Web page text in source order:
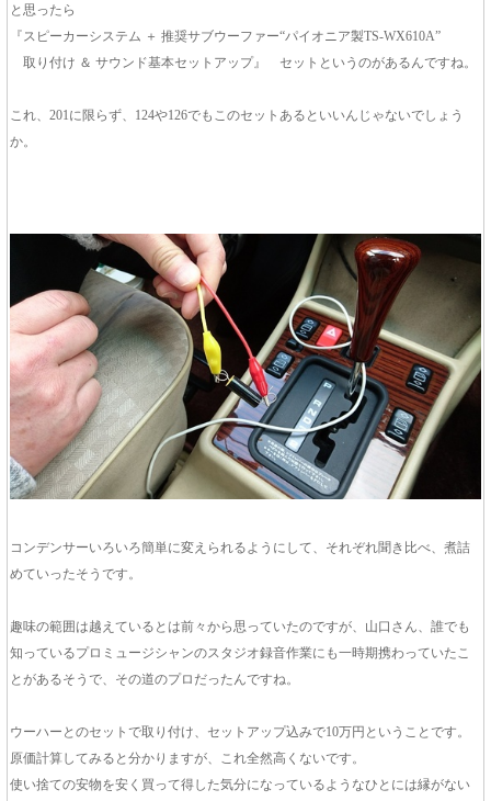
と思ったら
『スピーカーシステム ＋ 推奨サブウーファー“パイオニア製TS-WX610A”
取り付け ＆ サウンド基本セットアップ』 セットというのがあるんですね。
これ、201に限らず、124や126でもこのセットあるといいんじゃないでしょう
か。
コンデンサーいろいろ簡単に変えられるようにして、それぞれ聞き比べ、煮詰
めていったそうです。
趣味の範囲は越えているとは前々から思っていたのですが、山口さん、誰でも
知っているプロミュージシャンのスタジオ録音作業にも一時期携わっていたこ
とがあるそうで、その道のプロだったんですね。
ウーハーとのセットで取り付け、セットアップ込みで10万円ということです。
原価計算してみると分かりますが、これ全然高くないです。
使い捨ての安物を安く買って得した気分になっているようなひとには縁がない